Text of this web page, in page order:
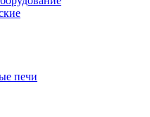
печи